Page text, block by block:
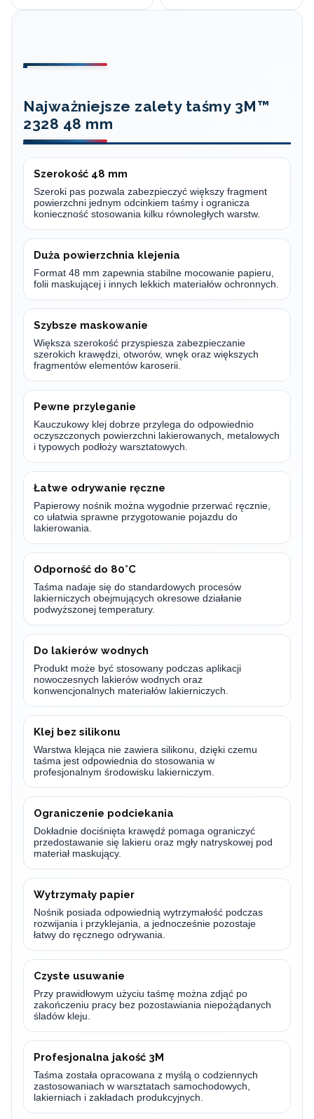
Najważniejsze zalety taśmy 3M™
2328 48 mm
Szerokość 48 mm
Szeroki pas pozwala zabezpieczyć większy fragment
powierzchni jednym odcinkiem taśmy i ogranicza
konieczność stosowania kilku równoległych warstw.
Duża powierzchnia klejenia
Format 48 mm zapewnia stabilne mocowanie papieru,
folii maskującej i innych lekkich materiałów ochronnych.
Szybsze maskowanie
Większa szerokość przyspiesza zabezpieczanie
szerokich krawędzi, otworów, wnęk oraz większych
fragmentów elementów karoserii.
Pewne przyleganie
Kauczukowy klej dobrze przylega do odpowiednio
oczyszczonych powierzchni lakierowanych, metalowych
i typowych podłoży warsztatowych.
Łatwe odrywanie ręczne
Papierowy nośnik można wygodnie przerwać ręcznie,
co ułatwia sprawne przygotowanie pojazdu do
lakierowania.
Odporność do 80°C
Taśma nadaje się do standardowych procesów
lakierniczych obejmujących okresowe działanie
podwyższonej temperatury.
Do lakierów wodnych
Produkt może być stosowany podczas aplikacji
nowoczesnych lakierów wodnych oraz
konwencjonalnych materiałów lakierniczych.
Klej bez silikonu
Warstwa klejąca nie zawiera silikonu, dzięki czemu
taśma jest odpowiednia do stosowania w
profesjonalnym środowisku lakierniczym.
Ograniczenie podciekania
Dokładnie dociśnięta krawędź pomaga ograniczyć
przedostawanie się lakieru oraz mgły natryskowej pod
materiał maskujący.
Wytrzymały papier
Nośnik posiada odpowiednią wytrzymałość podczas
rozwijania i przyklejania, a jednocześnie pozostaje
łatwy do ręcznego odrywania.
Czyste usuwanie
Przy prawidłowym użyciu taśmę można zdjąć po
zakończeniu pracy bez pozostawiania niepożądanych
śladów kleju.
Profesjonalna jakość 3M
Taśma została opracowana z myślą o codziennych
zastosowaniach w warsztatach samochodowych,
lakierniach i zakładach produkcyjnych.